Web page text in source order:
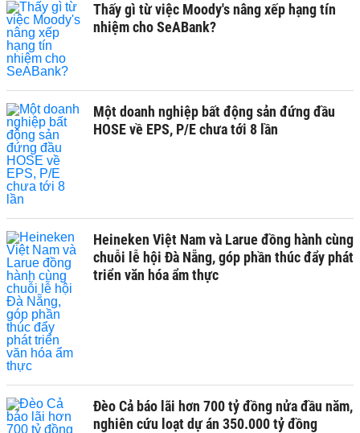
Thấy gì từ việc Moody's nâng xếp hạng tín
nhiệm cho SeABank?
Một doanh nghiệp bất động sản đứng đầu
HOSE về EPS, P/E chưa tới 8 lần
Heineken Việt Nam và Larue đồng hành cùng
chuỗi lễ hội Đà Nẵng, góp phần thúc đẩy phát
triển văn hóa ẩm thực
Đèo Cả báo lãi hơn 700 tỷ đồng nửa đầu năm,
nghiên cứu loạt dự án 350.000 tỷ đồng